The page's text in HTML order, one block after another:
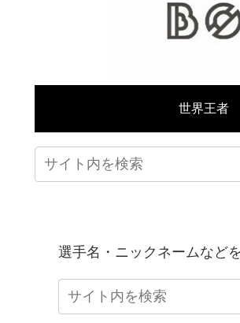
世界王者
選手名・ニックネームなど